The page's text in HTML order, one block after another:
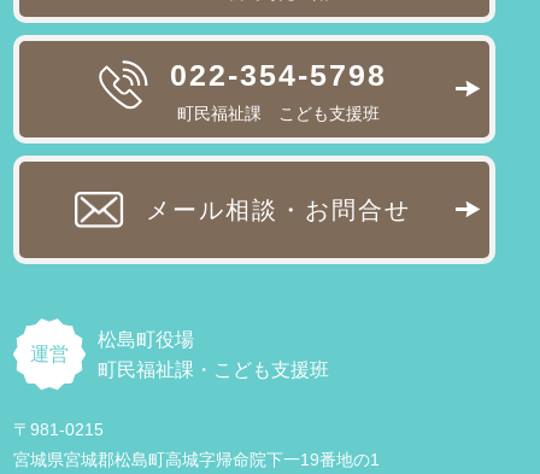
022-354-5798
町民福祉課 こども支援班
メール相談・お問合せ
運営
松島町役場
町民福祉課・こども支援班
〒981-0215
宮城県宮城郡松島町高城字帰命院下一19番地の1